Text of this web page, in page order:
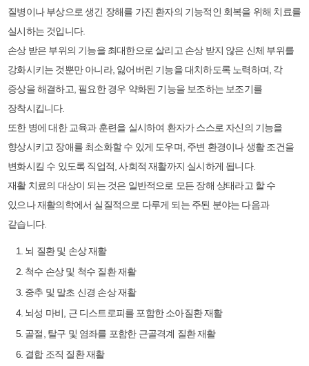
질병이나 부상으로 생긴 장해를 가진 환자의 기능적인 회복을 위해 치료를
실시하는 것입니다.
손상 받은 부위의 기능을 최대한으로 살리고 손상 받지 않은 신체 부위를
강화시키는 것뿐만 아니라, 잃어버린 기능을 대치하도록 노력하며, 각
증상을 해결하고, 필요한 경우 약화된 기능을 보조하는 보조기를
장착시킵니다.
또한 병에 대한 교육과 훈련을 실시하여 환자가 스스로 자신의 기능을
향상시키고 장애를 최소화할 수 있게 도우며, 주변 환경이나 생활 조건을
변화시킬 수 있도록 직업적, 사회적 재활까지 실시하게 됩니다.
재활 치료의 대상이 되는 것은 일반적으로 모든 장해 상태라고 할 수
있으나 재활의학에서 실질적으로 다루게 되는 주된 분야는 다음과
같습니다.
뇌 질환 및 손상 재활
척수 손상 및 척수 질환 재활
중추 및 말초 신경 손상 재활
뇌성 마비, 근 디스트로피를 포함한 소아질환 재활
골절, 탈구 및 염좌를 포함한 근골격계 질환 재활
결합 조직 질환 재활